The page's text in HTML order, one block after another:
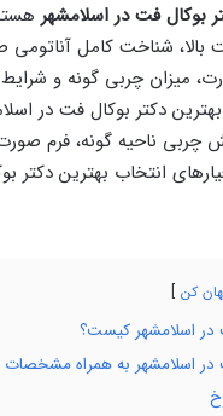
بوکال فت در اسلامشهر
بالا، شناخت کامل
میزان چربی گونه و
دکتر بوکال فت در
ناحیه گونه، فرم
انتخاب بهترین دکتر
کن
در اسلامشهر کیست؟
در اسلامشهر به همراه مشخصات